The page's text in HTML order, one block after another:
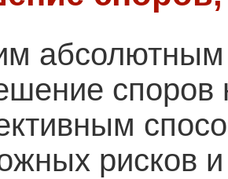
абсолютным
рисков